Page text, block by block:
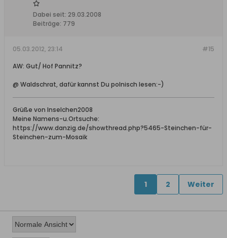
Dabei seit: 29.03.2008
Beiträge: 779
#15
05.03.2012, 23:14
AW: Gut/ Hof Pannitz?
@ Waldschrat, dafür kannst Du polnisch lesen:-)
Grüße von Inselchen2008
Meine Namens-u.Ortsuche:
https://www.danzig.de/showthread.php?5465-Steinchen-für-
Steinchen-zum-Mosaik
1 2 Weiter